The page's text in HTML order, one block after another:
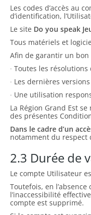
Les codes d’accès au
d’identification,
Le site Do you speak
Tous matériels et
Afin de garantir un
∙ Toutes les résolutions
∙ Les dernières
∙ Une utilisation
La Région Grand Est
des présentes
Dans le cadre d’un
notamment du respect
2.3 Durée de
Le compte Utilisateur
Toutefois, en
l’inaccessibilité
compte est supprimé.